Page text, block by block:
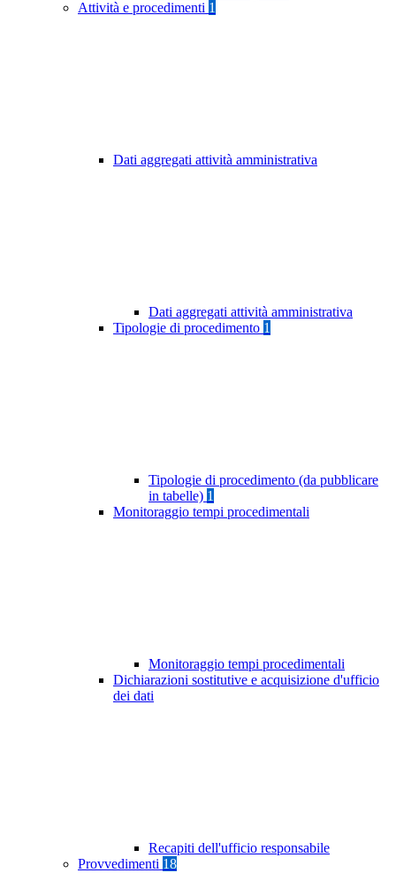
Attività e procedimenti 1
Dati aggregati attività amministrativa
Dati aggregati attività amministrativa
Tipologie di procedimento 1
Tipologie di procedimento (da pubblicare
in tabelle) 1
Monitoraggio tempi procedimentali
Monitoraggio tempi procedimentali
Dichiarazioni sostitutive e acquisizione d'ufficio
dei dati
Recapiti dell'ufficio responsabile
Provvedimenti 18